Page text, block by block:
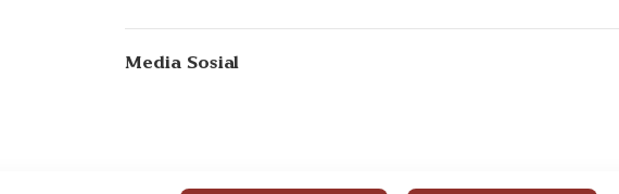
Media Sosial